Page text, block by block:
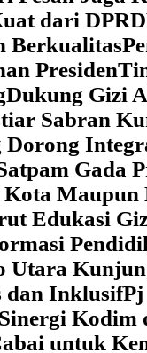
dari DPRD
Berkualitas
Presiden
‎Dukung Gizi
Sabran
Gada
Maupun
Edukasi
Utara
dan Inklusif
Kodim
untuk